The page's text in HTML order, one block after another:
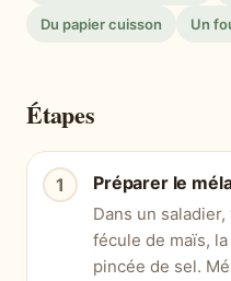
Du papier cuisson Un
Étapes
Préparer le
Dans un
fécule de maïs,
pincée de sel.